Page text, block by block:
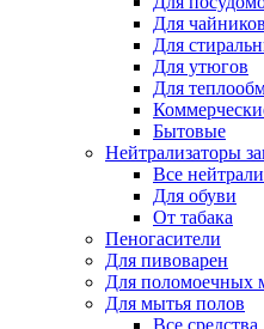
Для чайников
Для
Для утюгов
Для
Бытовые
Нейтрализаторы
Все
Для обуви
От табака
Пеногасители
Для пивоварен
Для поломоечных
Для мытья полов
Все